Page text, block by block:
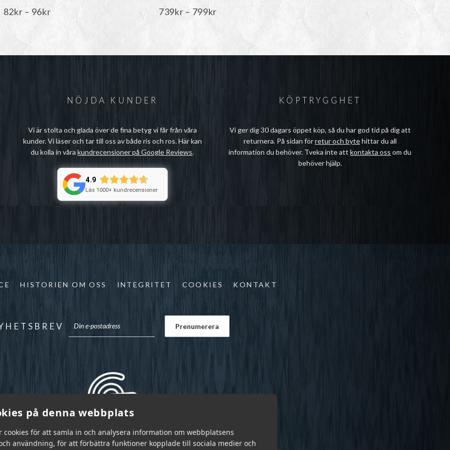
på denna webbplats
cookies för att samla in och analysera information om webbplatsens
användning, för att förbättra funktioner kopplade till sociala medier och
82kr – 96krPrisintervall:
96kr
739kr – 799kr Prisintervall:
799kr
NÖJDA KUNDER
Vi är stolta och glada över de fina betyg vi får från våra
kunder. Vi läser och tar till oss av både ris och ros. Här kan
du kolla in vårakundrecensioner på Google Reviews.
4.9
Läs 1000+ kundrecensioner
KÖPTRYGGHET
Vi ger dig 30 dagars öppet köp, så du har god tid på dig att
returnera. På sidan förretur och bytehittar du all
information du behöver. Tveka inte attkontakta oss om du
behöver hjälp.
HISTORIEN OM OSS INTEGRITET COOKIES KONTAKT